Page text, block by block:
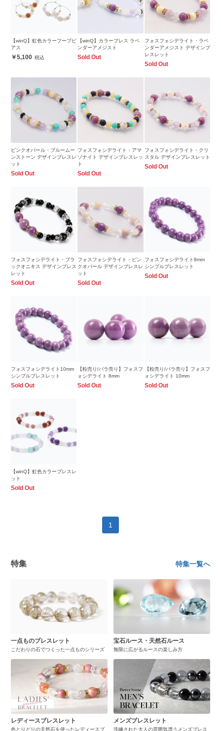
【winQ】虹色カラーフープピ
アス
5,100
【winQ】カラーブレス ラベ
ンダーアメジスト
Sold Out
フォスフォシデライト・ラベ
ンダーアメジスト デザインブ
レスレット
Sold Out
ピンクオパール・ブルームー
ンストーン デザインブレスレ
ット
Sold Out
フォスフォシデライト・アマ
ゾナイト デザインブレスレッ
ト
Sold Out
フォスフォシデライト・クリ
スタル デザインブレスレット
Sold Out
フォスフォシデライト・ブラ
ックオニキス デザインブレス
レット
Sold Out
フォスフォシデライト・ピン
クオパール デザインブレスレ
ット
Sold Out
フォスフォシデライト8mm
シンプルブレスレット
Sold Out
フォスフォシデライト10mm
シンプルブレスレット
Sold Out
【粒売り/バラ売り】フォスフ
ォシデライト 8mm
Sold Out
【粒売り/バラ売り】フォスフ
ォシデライト 10mm
Sold Out
【winQ】虹色カラーブレスレ
ット
Sold Out
1
特集 特集一覧へ
一点ものブレスレット
こだわりの石でつくった一点ものシリーズ
宝石ルース・天然石ルース
無限に広がるルースの楽しみ方
レディースブレスレット
色とりどりの天然石を使ったレディースブ
メンズブレスレット
洗練された大人の雰囲気漂うメンズブレス